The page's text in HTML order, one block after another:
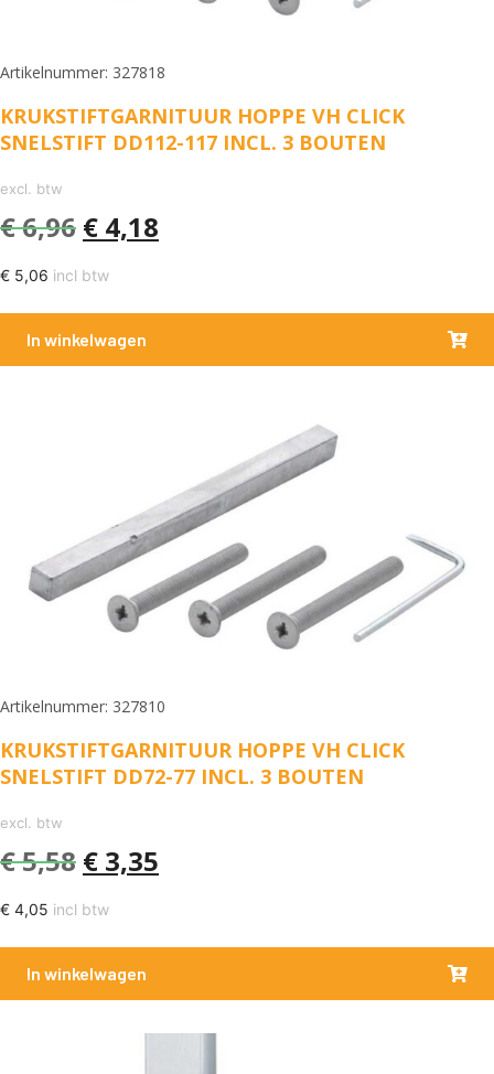
Artikelnummer: 327818
KRUKSTIFTGARNITUUR HOPPE VH CLICK
SNELSTIFT DD112-117 INCL. 3 BOUTEN
excl. btw
€6,96 € 4,18
€ 5,06 incl btw
In winkelwagen
Artikelnummer: 327810
KRUKSTIFTGARNITUUR HOPPE VH CLICK
SNELSTIFT DD72-77 INCL. 3 BOUTEN
excl. btw
€5,58 € 3,35
€ 4,05 incl btw
In winkelwagen